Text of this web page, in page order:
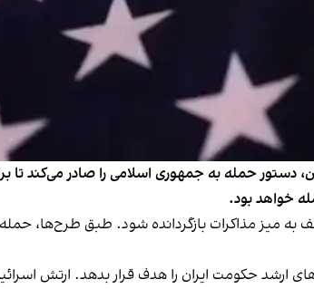
چین، دستور حمله به جمهوری اسلامی را صادر می‌کند تا
خواهد بود.
به میز مذاکرات بازگردانده شود. طبق طرح‌ها،
ارشد حکومت ایران را هدف قرار بدهد. ارتش